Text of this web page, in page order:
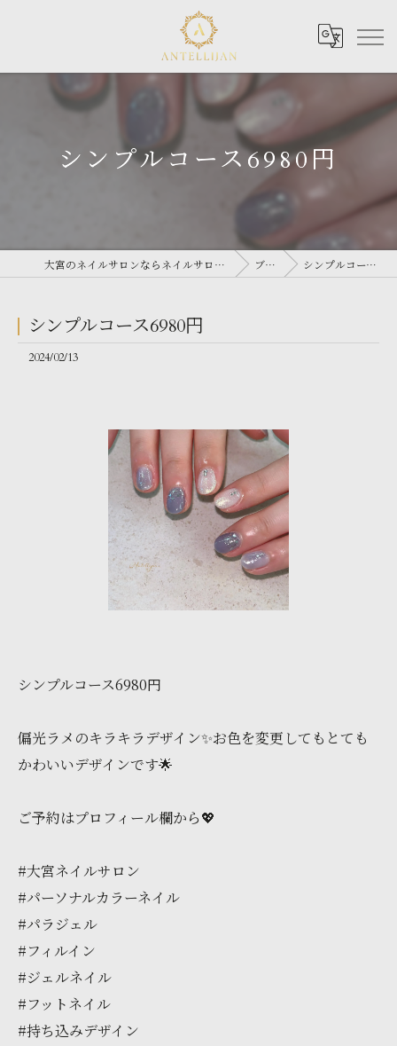
シンプルコース6980円
大宮のネイルサロンならネイルサロン Antellijan 大宮 ブログ シンプルコース6980円
シンプルコース6980円
2024/02/13
シンプルコース6980円
偏光ラメのキラキラデザイン✨お色を変更してもとても
かわいいデザインです🌟
ご予約はプロフィール欄から💖
#大宮ネイルサロン
#パーソナルカラーネイル
#パラジェル
#フィルイン
#ジェルネイル
#フットネイル
#持ち込みデザイン